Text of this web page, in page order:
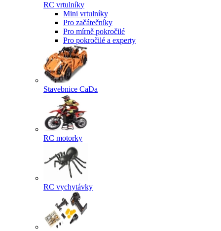
RC vrtulníky
Mini vrtulníky
Pro začátečníky
Pro mírně pokročilé
Pro pokročilé a experty
Stavebnice CaDa
RC motorky
RC vychytávky